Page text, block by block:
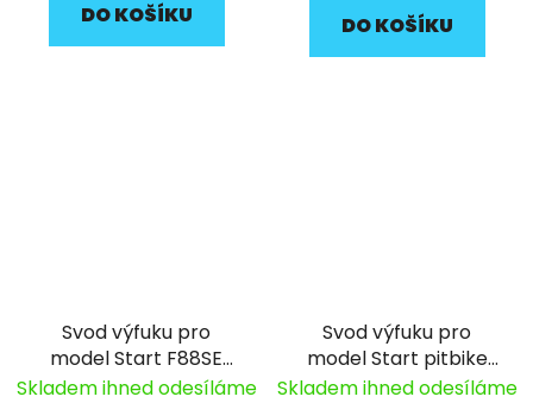
DO KOŠÍKU DO KOŠÍKU
Svod výfuku pro
model Start F88SE
pitbike YCF
Skladem ihned odesíláme
Svod výfuku pro
model Start pitbike
YCF
Skladem ihned odesíláme